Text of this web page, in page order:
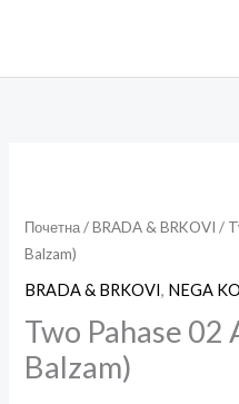
sadržaj
Почетна/BRADA & BRKOVI /
Balzam)
BRADA & BRKOVI, NEGA
Two Pahase
Balzam)
02
Argan
(Dvofazni
količina